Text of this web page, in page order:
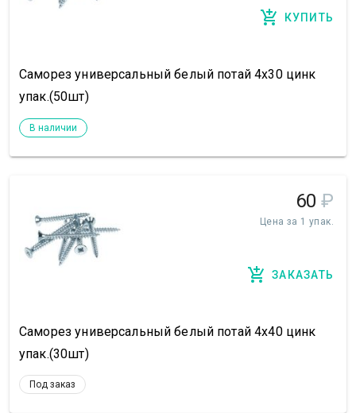
КУПИТЬ
Саморез универсальный белый потай 4х30 цинк
упак.(50шт)
В наличии
60 ₽
Цена за 1 упак.
ЗАКАЗАТЬ
Саморез универсальный белый потай 4х40 цинк
упак.(30шт)
Под заказ